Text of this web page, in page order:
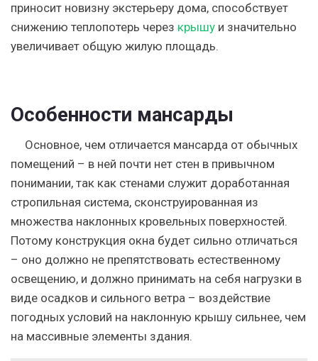
приносит новизну экстерьеру дома, способствует
снижению теплопотерь через крышу и значительно
увеличивает общую жилую площадь.
Особенности мансарды
Основное, чем отличается мансарда от обычных
помещений – в ней почти нет стен в привычном
понимании, так как стенами служит доработанная
стропильная система, сконструированная из
множества наклонных кровельных поверхностей.
Потому конструкция окна будет сильно отличаться
– оно должно не препятствовать естественному
освещению, и должно принимать на себя нагрузки в
виде осадков и сильного ветра – воздействие
погодных условий на наклонную крышу сильнее, чем
на массивные элементы здания.